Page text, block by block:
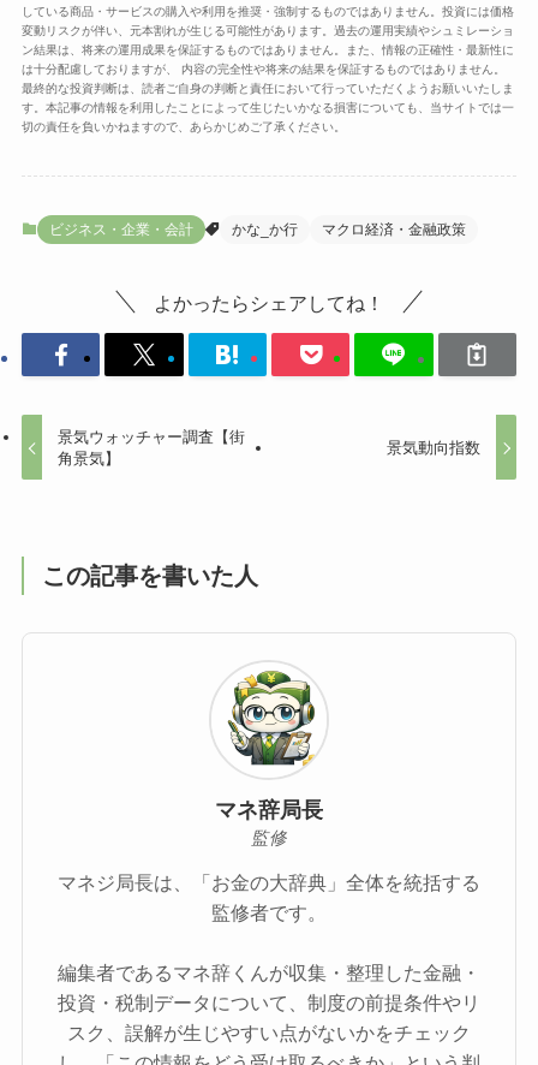
している商品・サービスの購入や利用を推奨・強制するものではありません。投資には価格
変動リスクが伴い、元本割れが生じる可能性があります。過去の運用実績やシュミレーショ
ン結果は、将来の運用成果を保証するものではありません。また、情報の正確性・最新性に
は十分配慮しておりますが、 内容の完全性や将来の結果を保証するものではありません。
最終的な投資判断は、読者ご自身の判断と責任において行っていただくようお願いいたしま
す。本記事の情報を利用したことによって生じたいかなる損害についても、当サイトでは一
切の責任を負いかねますので、あらかじめご了承ください。
ビジネス・企業・会計 かな_か行 マクロ経済・金融政策
よかったらシェアしてね！
景気ウォッチャー調査【街
角景気】
景気動向指数
この記事を書いた人
マネ辞局長
監修
マネジ局長は、「お金の大辞典」全体を統括する
監修者です。
編集者であるマネ辞くんが収集・整理した金融・
投資・税制データについて、制度の前提条件やリ
スク、誤解が生じやすい点がないかをチェック